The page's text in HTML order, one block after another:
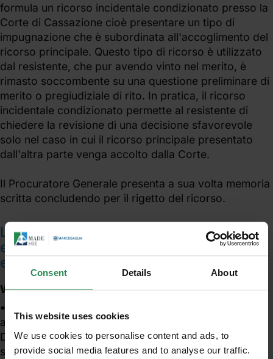
Consent Details About
This website uses cookies
We use cookies to personalise content and ads, to
provide social media features and to analyse our traffic.
formula un ricorso incidentale condizionato presso la
Corte di Cassazione cioè presentare un tipo di
impugnazione che è subordinata all'accoglimento del
ricorso principale. Questo tipo di ricorso è utilizzato
dal resistente, che pur avendo vinto nel merito, è
rimasto soccombente su una questione preliminare di
merito o pregiudiziale di rito. In pratica, il ricorso
incidentale condizionato permette al resistente di
chiedere la revisione di una decisione sfavorevole
solo nel caso in cui il ricorso principale presentato
dall'altra parte venga accolto dalla Corte.
Il Procuratore Generale presenta a sua volta memoria
scritta concludendo per il rigetto del ricorso.
La Corte di Cassazione chiamata ad
esprimersi riepiloga i motivi del ricorso
evidenziando i seguenti punti:
Whistleblowing e Valutazione delle Prove:
applicazione di diverse norme, inclusi gli articoli del
D.Lgs. n. 165/2001 e del codice di procedura civile,
sostenendo che i giudici di merito hanno ignorato la